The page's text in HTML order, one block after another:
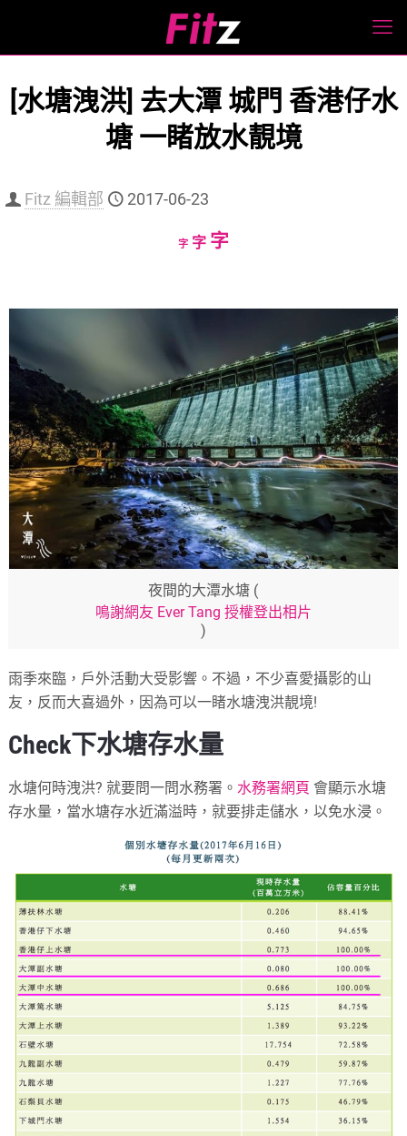
[水塘洩洪] 去大潭 城門 香港仔水
塘 一睹放水靚境
Fitz 編輯部 2017-06-23
字Decrease
字Reset
字Increase
夜間的大潭水塘 (
鳴謝網友 Ever Tang 授權登出相片
)
雨季來臨，戶外活動大受影響。不過，不少喜愛攝影的山
友，反而大喜過外，因為可以一睹水塘洩洪靚境!
Check下水塘存水量
水塘何時洩洪? 就要問一問水務署。 水務署網頁 會顯示水塘
存水量，當水塘存水近滿溢時，就要排走儲水，以免水浸。